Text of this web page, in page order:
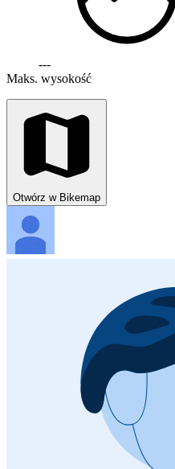
---
Maks. wysokość
Otwórz w Bikemap